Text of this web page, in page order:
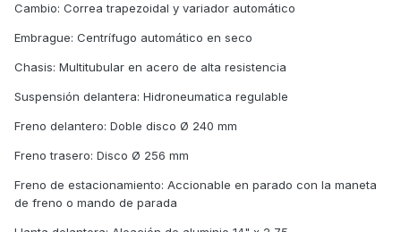
Cambio: Correa trapezoidal y variador automático
Embrague: Centrífugo automático en seco
Chasis: Multitubular en acero de alta resistencia
Suspensión delantera: Hidroneumatica regulable
Freno delantero: Doble disco Ø 240 mm
Freno trasero: Disco Ø 256 mm
Freno de estacionamiento: Accionable en parado con la maneta
de freno o mando de parada